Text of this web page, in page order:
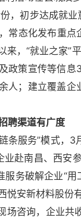
，初步达成就
常态化发布重点
来，“就业之家”
政策宣传等信
人；建立覆盖
聘渠道有广度
条服务”模式，
业赴南昌、西安
服务破解企业“
悦安新材料股份
场咨询，企业共